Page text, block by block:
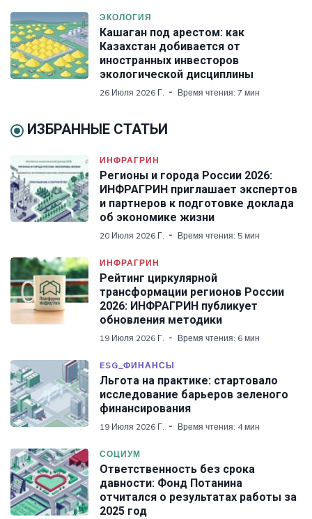
ЭКОЛОГИЯ
Кашаган под арестом: как
Казахстан добивается от
иностранных инвесторов
экологической дисциплины
26 Июля 2026 Г. Время чтения: 7 мин
ИЗБРАННЫЕ СТАТЬИ
ИНФРАГРИН
Регионы и города России 2026:
ИНФРАГРИН приглашает экспертов
и партнеров к подготовке доклада
об экономике жизни
20 Июля 2026 Г. Время чтения: 5 мин
ИНФРАГРИН
Рейтинг циркулярной
трансформации регионов России
2026: ИНФРАГРИН публикует
обновления методики
19 Июля 2026 Г. Время чтения: 6 мин
ESG_ФИНАНСЫ
Льгота на практике: стартовало
исследование барьеров зеленого
финансирования
19 Июля 2026 Г. Время чтения: 4 мин
СОЦИУМ
Ответственность без срока
давности: Фонд Потанина
отчитался о результатах работы за
2025 год